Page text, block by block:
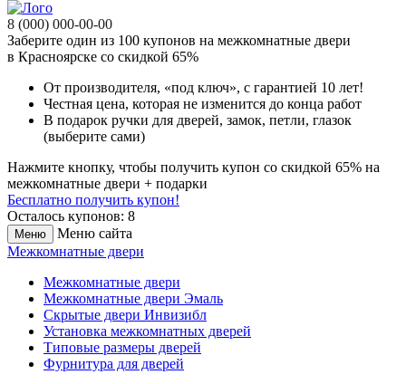
8 (000) 000-00-00
Заберите один из 100 купонов на межкомнатные двери
в Красноярске со скидкой 65%
От производителя, «под ключ», с гарантией 10 лет!
Честная цена, которая не изменится до конца работ
В подарок ручки для дверей, замок, петли, глазок
(выберите сами)
Нажмите кнопку, чтобы получить купон со скидкой 65% на
межкомнатные двери + подарки
Бесплатно получить купон!
Осталось купонов: 8
Меню
Меню сайта
Межкомнатные двери
Межкомнатные двери
Межкомнатные двери Эмаль
Скрытые двери Инвизибл
Установка межкомнатных дверей
Типовые размеры дверей
Фурнитура для дверей